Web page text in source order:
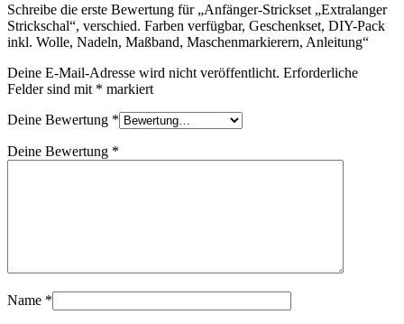
Schreibe die erste Bewertung für „Anfänger-Strickset „Extralanger
Strickschal“, verschied. Farben verfügbar, Geschenkset, DIY-Pack
inkl. Wolle, Nadeln, Maßband, Maschenmarkierern, Anleitung“
Deine E-Mail-Adresse wird nicht veröffentlicht. Erforderliche
Felder sind mit * markiert
Deine Bewertung *
Deine Bewertung *
Name *